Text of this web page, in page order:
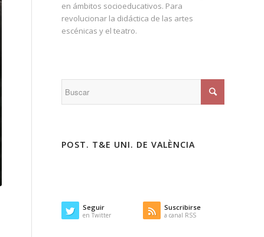
en ámbitos socioeducativos. Para
revolucionar la didáctica de las artes
escénicas y el teatro.
POST. T&E UNI. DE VALÈNCIA
Seguir
en Twitter
Suscribirse
a canal RSS